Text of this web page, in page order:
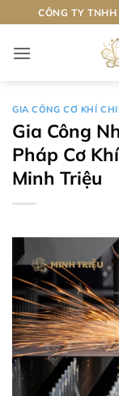
qua
nội
CÔNG TY
GIA CÔNG CƠ KHÍ
Gia Công
Pháp Cơ
Minh Triệu